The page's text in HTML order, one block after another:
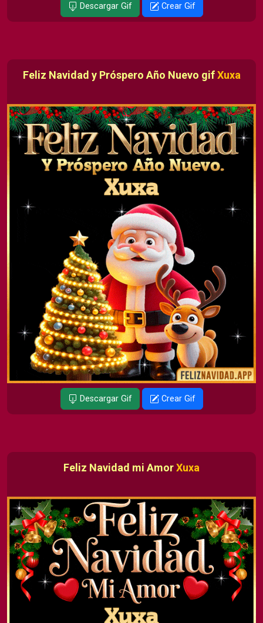
Descargar Gif Crear Gif
Feliz Navidad y Próspero Año Nuevo gifXuxa
Descargar Gif Crear Gif
Feliz Navidad mi AmorXuxa